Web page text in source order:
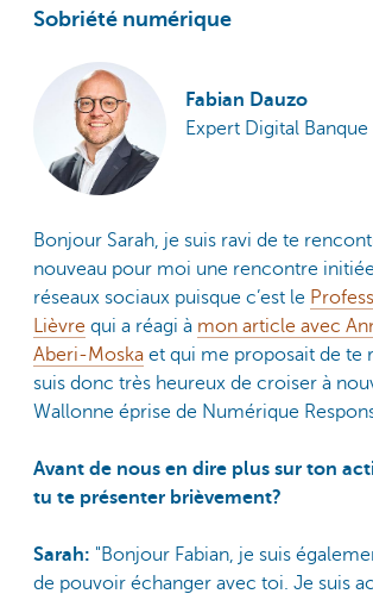
Sobriété numérique
Fabian Dauzo
Expert Digital Banque
Bonjour Sarah, je suis ravi de te
nouveau pour moi une rencontre
réseaux sociaux puisque c’est le
Lièvre qui a réagi à mon article avec
Aberi-Moska et qui me proposait de te
suis donc très heureux de croiser à
Wallonne éprise de Numérique
Avant de nous en dire plus sur ton
tu te présenter brièvement?
Sarah: "Bonjour Fabian, je suis
de pouvoir échanger avec toi. Je suis